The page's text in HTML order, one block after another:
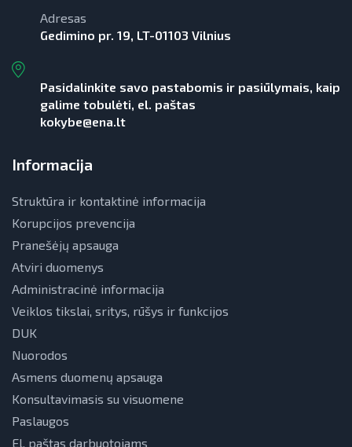
Adresas
Gedimino pr. 19, LT-01103 Vilnius
Pasidalinkite savo pastabomis ir pasiūlymais, kaip
galime tobulėti, el. paštas
kokybe@ena.lt
Informacija
Struktūra ir kontaktinė informacija
Korupcijos prevencija
Pranešėjų apsauga
Atviri duomenys
Administracinė informacija
Veiklos tikslai, sritys, rūšys ir funkcijos
DUK
Nuorodos
Asmens duomenų apsauga
Konsultavimasis su visuomene
Paslaugos
El. paštas darbuotojams